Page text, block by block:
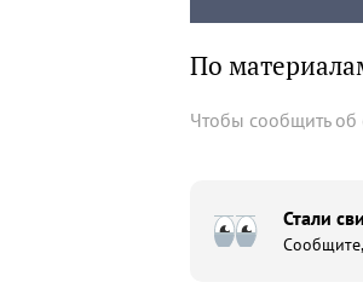
По
Чтобы сообщить об
Стали